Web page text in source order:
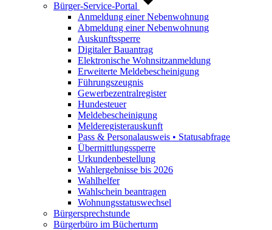
Bürger-Service-Portal
Anmeldung einer Nebenwohnung
Abmeldung einer Nebenwohnung
Auskunftssperre
Digitaler Bauantrag
Elektronische Wohnsitzanmeldung
Erweiterte Meldebescheinigung
Führungszeugnis
Gewerbezentralregister
Hundesteuer
Meldebescheinigung
Melderegisterauskunft
Pass & Personalausweis • Statusabfrage
Übermittlungssperre
Urkundenbestellung
Wahlergebnisse bis 2026
Wahlhelfer
Wahlschein beantragen
Wohnungsstatuswechsel
Bürgersprechstunde
Bürgerbüro im Bücherturm